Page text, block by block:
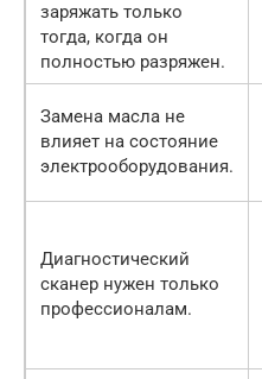
заряжать только
тогда, когда он
полностью разряжен.
Замена масла не
влияет на состояние
электрооборудования.
Диагностический
сканер нужен только
профессионалам.